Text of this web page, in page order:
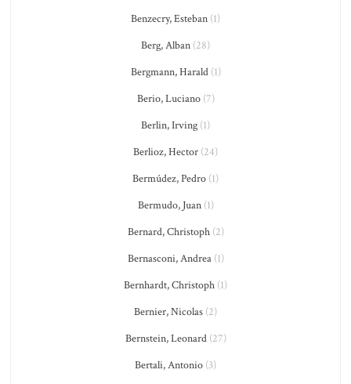
Benzecry, Esteban (1)
Berg, Alban (28)
Bergmann, Harald(1)
Berio, Luciano(7)
Berlin, Irving (1)
Berlioz, Hector (24)
Bermúdez, Pedro (1)
Bermudo, Juan(1)
Bernard, Christoph(2)
Bernasconi, Andrea(1)
Bernhardt, Christoph (1)
Bernier, Nicolas (2)
Bernstein, Leonard(27)
Bertali, Antonio (3)